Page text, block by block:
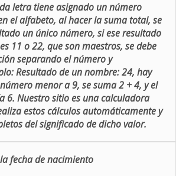
letra tiene asignado un número
el alfabeto, al hacer la suma total, se
un único número, si ese resultado
11 o 22, que son maestros, se debe
separando el número y
Resultado de un nombre: 24, hay
menor a 9, se suma 2 + 4, y el
6. Nuestro sitio es una calculadora
estos cálculos automáticamente y
del significado de dicho valor.
fecha de nacimiento